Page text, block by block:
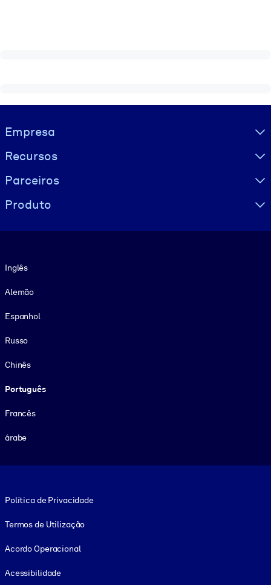
Visually hidden Text
Empresa
Recursos
Parceiros
Produto
Inglês
Alemão
Espanhol
Russo
Chinês
Português
Francês
árabe
Política de Privacidade
Termos de Utilização
Acordo Operacional
Acessibilidade